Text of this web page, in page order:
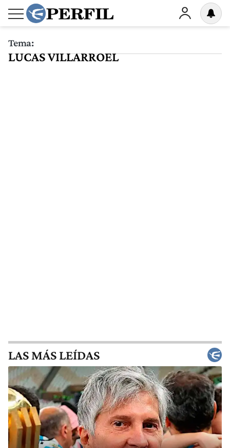
Tema:
LUCAS VILLARROEL
LAS MÁS LEÍDAS